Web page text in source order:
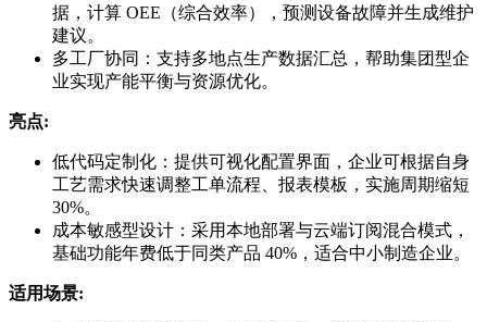
据，计算 OEE（综合效率），预测设备故障并生成维护
建议。
多工厂协同：支持多地点生产数据汇总，帮助集团型企
业实现产能平衡与资源优化。
亮点:
低代码定制化：提供可视化配置界面，企业可根据自身
工艺需求快速调整工单流程、报表模板，实施周期缩短
30%。
成本敏感型设计：采用本地部署与云端订阅混合模式，
基础功能年费低于同类产品 40%，适合中小制造企业。
适用场景: